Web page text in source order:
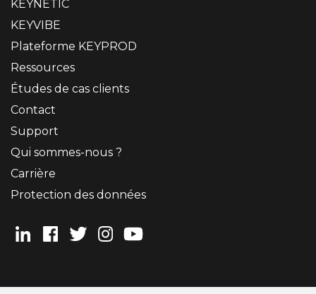
KEYNETIC
KEYVIBE
Plateforme KEYPROD
Ressources
Études de cas clients
Contact
Support
Qui sommes-nous ?
Carrière
Protection des données